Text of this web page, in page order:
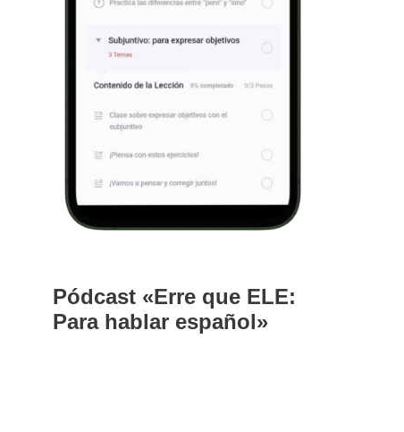
Pódcast «Erre que ELE:
Para hablar español»